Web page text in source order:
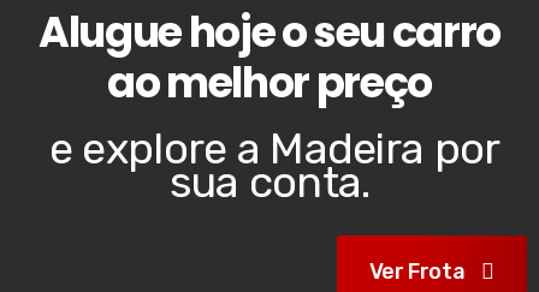
Alugue hoje o seu carro
ao melhor preço
e explore a Madeira por
sua conta.
Ver Frota